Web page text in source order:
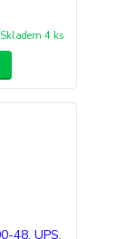
Skladem 4 ks